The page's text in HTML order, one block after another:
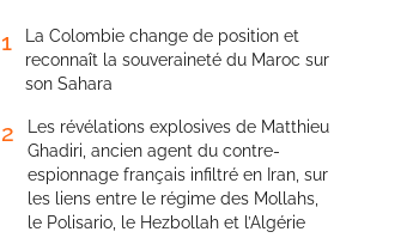
1
La Colombie change de position et
reconnaît la souveraineté du Maroc sur
son Sahara
2
Les révélations explosives de Matthieu
Ghadiri, ancien agent du contre-
espionnage français infiltré en Iran, sur
les liens entre le régime des Mollahs,
le Polisario, le Hezbollah et l’Algérie